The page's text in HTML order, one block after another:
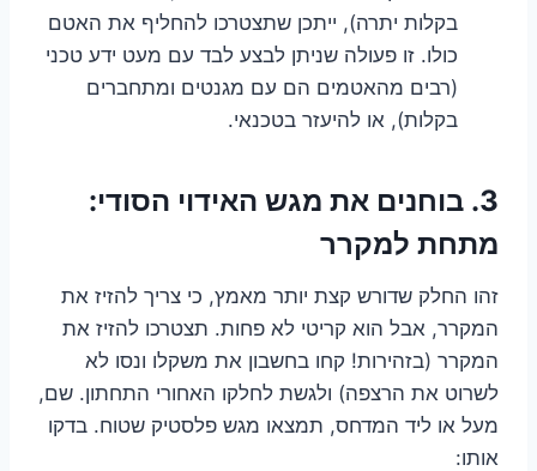
בקלות יתרה), ייתכן שתצטרכו להחליף את האטם
כולו. זו פעולה שניתן לבצע לבד עם מעט ידע טכני
(רבים מהאטמים הם עם מגנטים ומתחברים
בקלות), או להיעזר בטכנאי.
3. בוחנים את מגש האידוי הסודי:
מתחת למקרר
זהו החלק שדורש קצת יותר מאמץ, כי צריך להזיז את
המקרר, אבל הוא קריטי לא פחות. תצטרכו להזיז את
המקרר (בזהירות! קחו בחשבון את משקלו ונסו לא
לשרוט את הרצפה) ולגשת לחלקו האחורי התחתון. שם,
מעל או ליד המדחס, תמצאו מגש פלסטיק שטוח. בדקו
אותו: